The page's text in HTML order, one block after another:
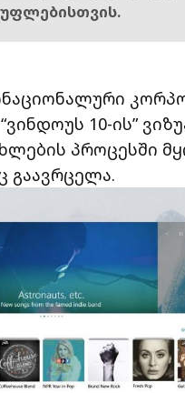
10-ის”
პროცესში
გაავრცელა.